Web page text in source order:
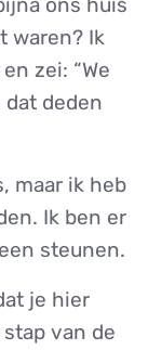
waren? Ik
zei: “We
dat deden
maar ik heb
Ik ben er
steunen.
je hier
van de